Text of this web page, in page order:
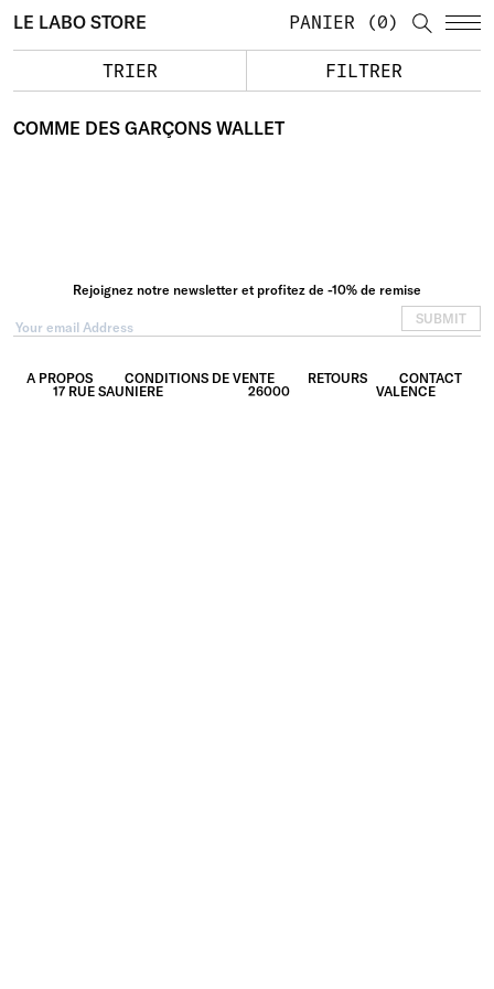
LE LABO STORE PANIER 0
TRIER FILTRER
COMME DES GARÇONS WALLET
A PROPOS CONDITIONS DE VENTE RETOURS
CONTACT
17 RUE SAUNIERE
26000 VALENCE
Rejoignez notre newsletter et profitez de -10% de remise
SUBMIT